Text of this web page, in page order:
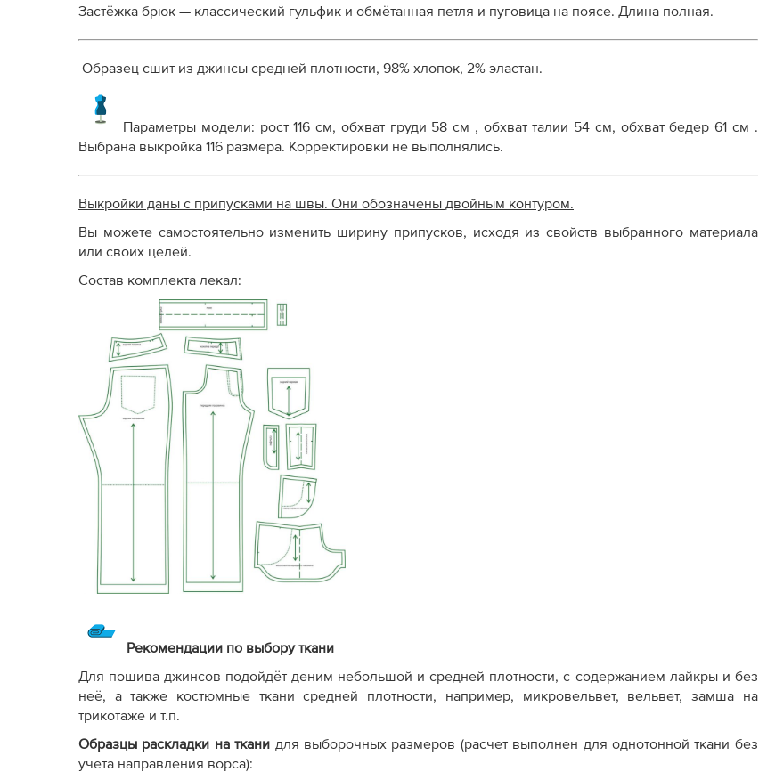
Застёжка брюк — классический гульфик и обмётанная петля и пуговица на поясе. Длина полная.
Образец сшит из джинсы средней плотности, 98% хлопок, 2% эластан.
Параметры модели: рост 116 см, обхват груди 58 см , обхват талии 54 см, обхват бедер 61 см .
Выбрана выкройка 116 размера. Корректировки не выполнялись.
Выкройки даны с припусками на швы. Они обозначены двойным контуром.
Вы можете самостоятельно изменить ширину припусков, исходя из свойств выбранного материала
или своих целей.
Состав комплекта лекал:
Рекомендации по выбору ткани
Для пошива джинсов подойдёт деним небольшой и средней плотности, с содержанием лайкры и без
неё, а также костюмные ткани средней плотности, например, микровельвет, вельвет, замша на
трикотаже и т.п.
Образцы раскладки на ткани для выборочных размеров (расчет выполнен для однотонной ткани без
учета направления ворса):